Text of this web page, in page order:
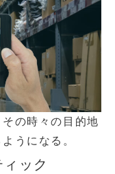
の時々の目的地
うになる。
ック